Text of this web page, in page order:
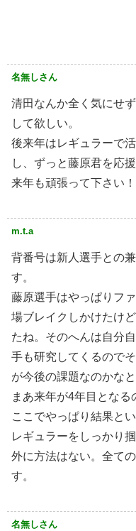
名無しさん
清田なんか全く気にせ
して欲しい。
後来年はレギュラーで
し、ずっと藤原君を応援
来年も頑張って下さい！
m.t.a
背番号は新人選手との
す。
藤原選手はやっぱりフ
場ブレイクしかけたけ
たね。そのへんは自分
手も研究してくるので
が今後の課題なのかなと
まあ来年が4年目となる
ここでやっぱり結果と
レギュラーをしっかり
外に方法はない。全て
す。
名無しさん